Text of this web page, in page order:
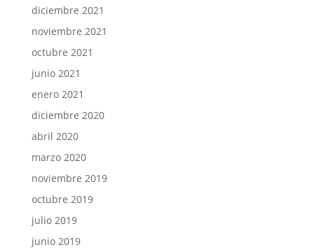
diciembre 2021
noviembre 2021
octubre 2021
junio 2021
enero 2021
diciembre 2020
abril 2020
marzo 2020
noviembre 2019
octubre 2019
julio 2019
junio 2019